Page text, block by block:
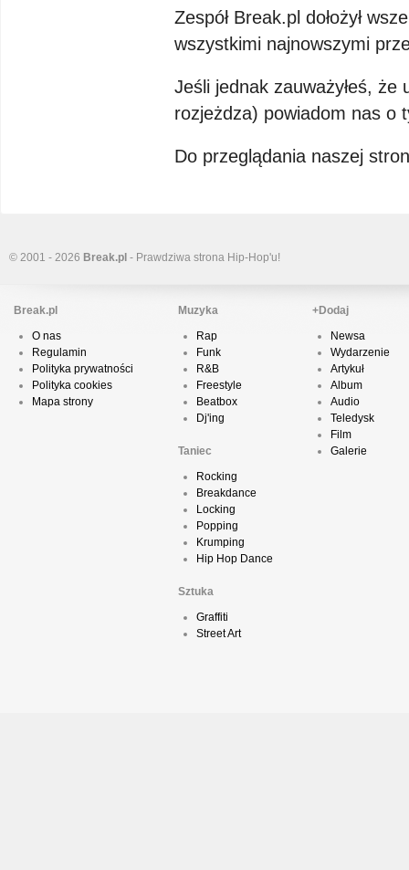
Zespół Break.pl dołożył
wszystkimi najnowszymi
Jeśli jednak zauważyłeś,
rozjeżdza) powiadom nas o
Do przeglądania naszej
© 2001 - 2026 Break.pl - Prawdziwa strona Hip-Hop'u!
Break.pl
O nas
Regulamin
Polityka prywatności
Polityka cookies
Mapa strony
Muzyka
Rap
Funk
R&B
Freestyle
Beatbox
Dj'ing
Taniec
Rocking
Breakdance
Locking
Popping
Krumping
Hip Hop Dance
Sztuka
Graffiti
Street Art
+Dodaj
Newsa
Wydarzenie
Artykuł
Album
Audio
Teledysk
Film
Galerie